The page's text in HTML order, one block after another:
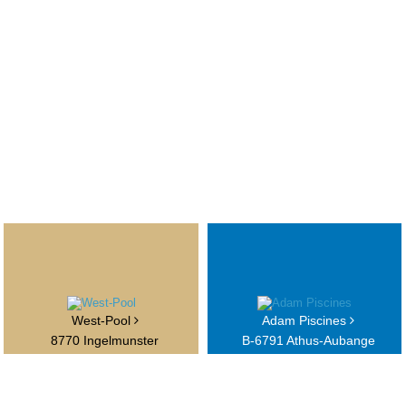
West-Pool
8770 Ingelmunster
Adam Piscines
B-6791 Athus-Aubange